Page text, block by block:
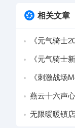
相关文章
《元气骑士
《元气骑士
《刺激战场
无限暖暖镇